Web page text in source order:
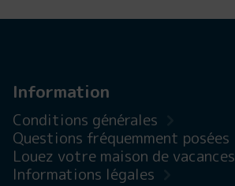
Information
Conditions générales
Questions fréquemment posées
Louez votre maison de vacances
Informations légales